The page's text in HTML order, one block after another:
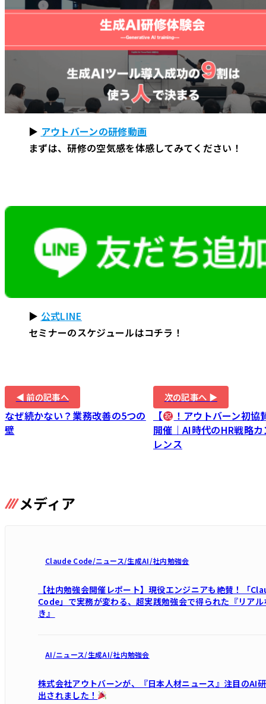
メディア
Claude Code/ニュース/生成AI/社内勉強会
【社内勉強会開催レポート】現役エンジニアも絶賛！「
Code」で実務が変わる、超実践勉強会で得られた『リアル
き』
AI/ニュース/生成AI/社内勉強会
株式会社アウトバーンが、『日本人材ニュース』注目のAI
出されました！
▶ アウトバーンの研修動画
まずは、研修の空気感を体感してみてください！
▶ 公式LINE
セミナーのスケジュールはコチラ！
◀ 前の記事へ
なぜ続かない？業務改善の5つの
壁
次の記事へ ▶
【
！アウトバーン初協
開催｜AI時代のHR戦略
レンス